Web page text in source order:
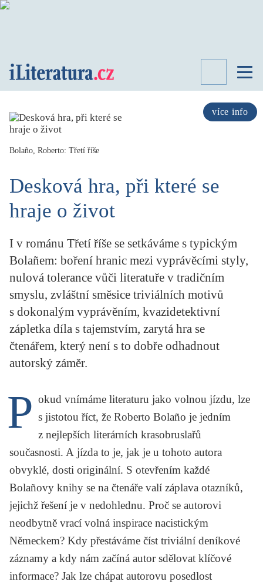
více info
SPISOVATELÉ
LITERATURY
PŘEHLED
PORTRÉT
KRITIKA PŘEKLADU
UKÁZKA
SLOUPEK
Bolaño, Roberto: Třetí říše
Desková hra, při které se
hraje o život
I v románu Třetí říše se setkáváme s typickým
Bolañem: boření hranic mezi vyprávěcími styly,
nulová tolerance vůči literatuře v tradičním
smyslu, zvláštní směsice triviálních motivů
s dokonalým vyprávěním, kvazidetektivní
zápletka díla s tajemstvím, zarytá hra se
čtenářem, který není s to dobře odhadnout
autorský záměr.
P okud vnímáme literaturu jako volnou jízdu, lze
s jistotou říct, že Roberto Bolaño je jedním
z nejlepších literárních krasobruslařů
současnosti. A jízda to je, jak je u tohoto autora
obvyklé, dosti originální. S otevřením každé
Bolañovy knihy se na čtenáře valí záplava otazníků,
jejichž řešení je v nedohlednu. Proč se autorovi
neodbytně vrací volná inspirace nacistickým
Německem? Kdy přestáváme číst triviální deníkové
záznamy a kdy nám začíná autor sdělovat klíčové
informace? Jak lze chápat autorovu posedlost